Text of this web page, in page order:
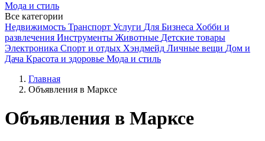
Мода и стиль
Все категории
Недвижимость Транспорт Услуги Для Бизнеса Хобби и
развлечения Инструменты Животные Детские товары
Электроника Спорт и отдых Хэндмейд Личные вещи Дом и
Дача Красота и здоровье Мода и стиль
Главная
Объявления в Марксе
Объявления в Марксе